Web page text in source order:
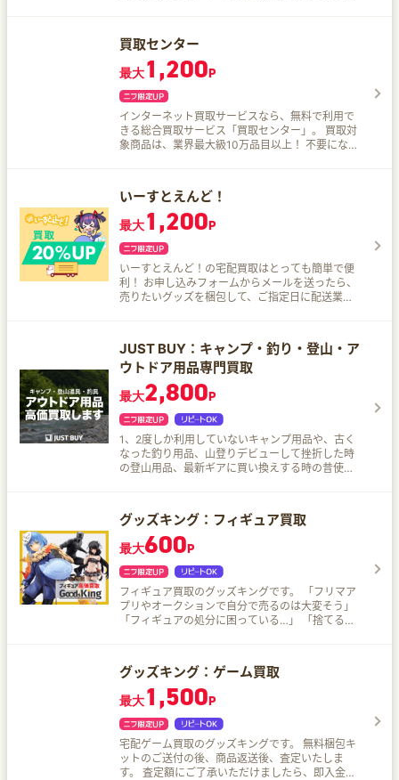
ている状態でも、お客様の大切にされてきた商品
価値を最大限に見出すために専門スタッフが1点1
点丁寧に査定いたします。
買取センター
最大1,200P
インターネット買取サービスなら、無料で利用で
きる総合買取サービス「買取センター」。 買取対
象商品は、業界最大級10万品目以上！ 不要になっ
さまざまなニーズにお応えしております。
いーすとえんど！
最大1,200P
いーすとえんど！の宅配買取はとっても簡単で便
利！ お申し込みフォームからメールを送ったら、
売りたいグッズを梱包して、ご指定日に配送業者
JUST BUY：キャンプ・釣り・登山・ア
ウトドア用品専門買取
最大2,800P
1、2度しか利用していないキャンプ用品や、古く
なった釣り用品、山登りデビューして挫折した時
の登山用品、最新ギアに買い換えする時の昔使っ
ームは日本だけではなく、海外でも！ 海外へ販売
ルートを持っているJUSTYだから、中古品も高価
で買い取りできます♪ 宅配買い取りなので、自宅
に居ながら誰にも会わずに即現金化可能。 梱包キ
ットに売りたいものを入れて、近くの郵便局に集
荷依頼するだけ！商品がJUSTYに届いたら、査定
額に了承すれば即入金！
グッズキング：フィギュア買取
最大600P
フィギュア買取のグッズキングです。 「フリマア
プリやオークションで自分で売るのは大変そう」
「フィギュアの処分に困っている…」 「捨てるの
ングなら申し込み1つで全国どこからでも梱包用の
ダンボールや商品査定を無料で利用することがで
きます。 査定も発送から1～2週間と素早く終わ
り、最短当日振込みで安心安全、素早い買取サー
ビスです。 さらに、開封済み・箱なし・フィギュ
ア以外のおもちゃ・ホビーなども買取可能です♪
グッズキング：ゲーム買取
最大1,500P
宅配ゲーム買取のグッズキングです。 無料梱包キ
ットのご送付の後、商品返送後、査定いたしま
す。 査定額にご了承いただけましたら、即入金。